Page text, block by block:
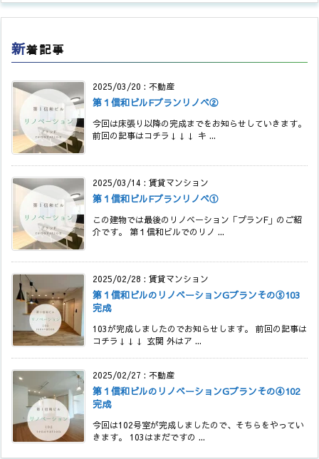
新着記事
2025/03/20 : 不動産
第１信和ビルFプランリノベ②
今回は床張り以降の完成までをお知らせしていきます。
前回の記事はコチラ↓↓↓ キ ...
2025/03/14 : 賃貸マンション
第１信和ビルFプランリノベ①
この建物では最後のリノベーション「プランF」のご紹
介です。 第１信和ビルでのリノ ...
2025/02/28 : 賃貸マンション
第１信和ビルのリノベーションGプランその⑤103
完成
103が完成しましたのでお知らせします。 前回の記事は
コチラ↓↓↓ 玄関 外はア ...
2025/02/27 : 不動産
第１信和ビルのリノベーションGプランその④102
完成
今回は102号室が完成しましたので、そちらをやってい
きます。 103はまだですの ...